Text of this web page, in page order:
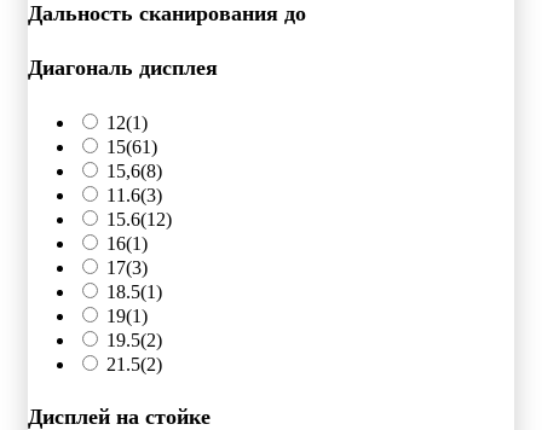
Дальность сканирования до
Диагональ дисплея
12(1)
15(61)
15,6(8)
11.6(3)
15.6(12)
16(1)
17(3)
18.5(1)
19(1)
19.5(2)
21.5(2)
Дисплей на стойке